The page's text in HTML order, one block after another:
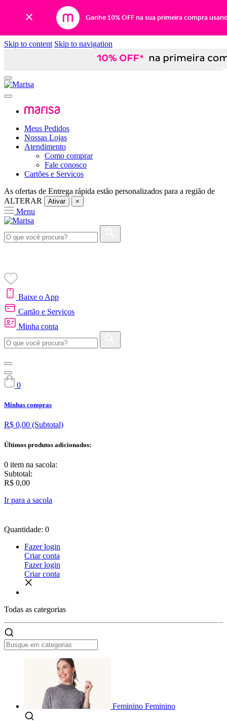
Ganhe 10% OFF na sua primeira compra
Skip to content Skip to navigation
Meus Pedidos
Nossas Lojas
Atendimento
Como comprar
Fale conosco
Cartões e Serviços
As ofertas de Entrega rápida estão personalizados para a região de
ALTERAR
Ativar ×
Menu
Baixe o App
Cartão e Serviços
Minha conta
0
Minhas compras
R$ 0,00 (Subtotal)
Últimos produtos adicionados:
0 item na sacola:
Subtotal:
R$ 0,00
Ir para a sacola
Quantidade: 0
Fazer login
Criar conta
Fazer login
Criar conta
Todas as categorias
Feminino Feminino